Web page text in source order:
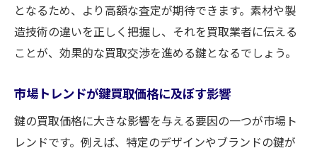
となるため、より高額な査定が期待できます。素材や製
造技術の違いを正しく把握し、それを買取業者に伝える
ことが、効果的な買取交渉を進める鍵となるでしょう。
市場トレンドが鍵買取価格に及ぼす影響
鍵の買取価格に大きな影響を与える要因の一つが市場ト
レンドです。例えば、特定のデザインやブランドの鍵が